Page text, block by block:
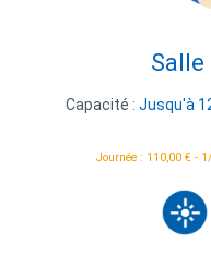
Capacité : Jusqu'à
Journée : 110,00 € -